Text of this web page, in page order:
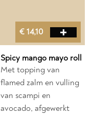
€ 14,10
Spicy mango mayo roll
Met topping van
flamed zalm en vulling
van scampi en
avocado, afgewerkt